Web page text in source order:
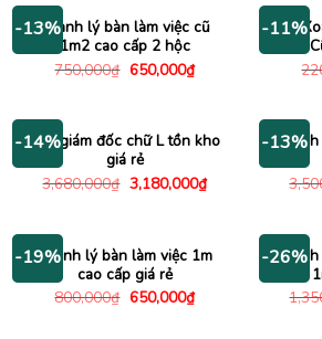
2,350,000₫.
-13%Thanh lý bàn làm việc cũ
1m2 cao cấp 2 hộc
750,000₫ Giá
650,000₫Giá
hiện
650,000₫.
-11%
Ghế
-14%
Bàn giám đốc chữ L tồn kho
giá rẻ
3,680,000₫ Giá
gốc
3,180,000₫Giá
hiện
3,180,000₫.
-13%
-19%Thanh lý bàn làm việc 1m
cao cấp giá rẻ
800,000₫ Giá
650,000₫Giá
hiện
-26%